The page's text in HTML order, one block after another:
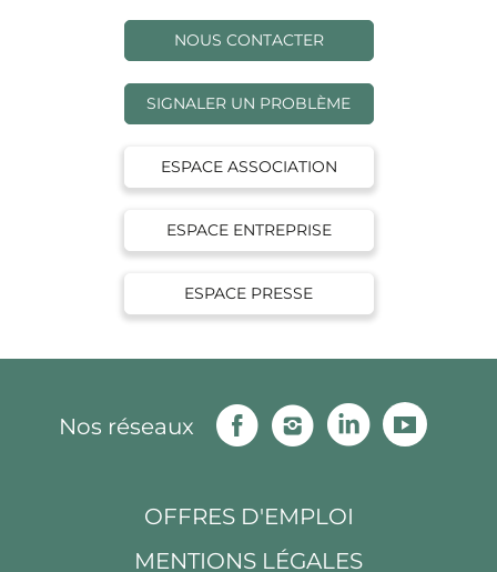
NOUS CONTACTER
SIGNALER UN PROBLÈME
ESPACE ASSOCIATION
ESPACE ENTREPRISE
ESPACE PRESSE
Nos réseaux
FacebookInstagramLinkedin
OFFRES D'EMPLOI
MENTIONS LÉGALES